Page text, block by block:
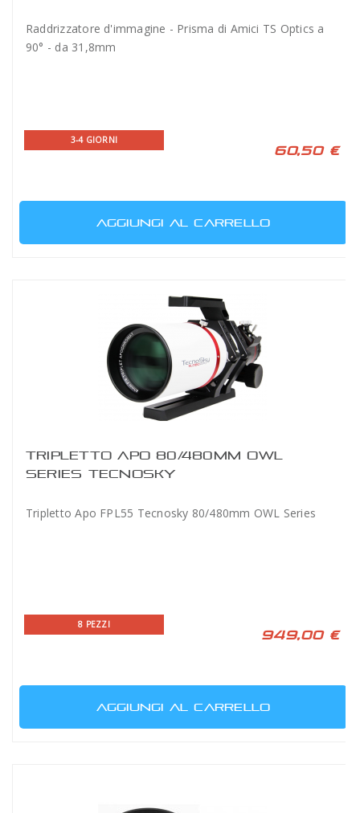
Raddrizzatore d'immagine - Prisma di Amici TS Optics a
90° - da 31,8mm
3-4 GIORNI
60,50 €
AGGIUNGI AL CARRELLO
TRIPLETTO APO 80/480MM OWL
SERIES TECNOSKY
Tripletto Apo FPL55 Tecnosky 80/480mm OWL Series
8 PEZZI
949,00 €
AGGIUNGI AL CARRELLO